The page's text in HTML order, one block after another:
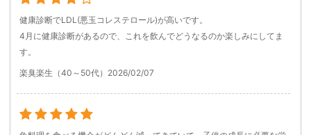
健康診断でLDL(悪玉コレステロール)が高いです。
4月に健康診断があるので、これを飲んでどうなるのか楽しみにしてま
す。
楽臭楽生（40～50代） 2026/02/07